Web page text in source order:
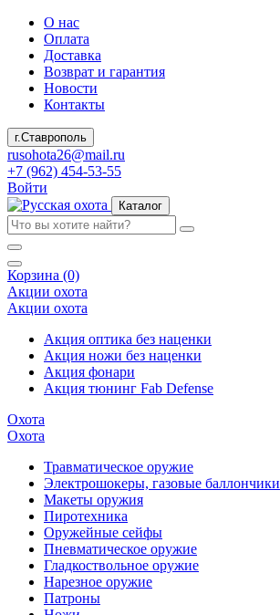
О нас
Оплата
Доставка
Возврат и гарантия
Новости
Контакты
г.Ставрополь
rusohota26@mail.ru
+7 (962) 454-53-55
Войти
Каталог
Корзина (0)
Акции охота
Акции охота
Акция оптика без наценки
Акция ножи без наценки
Акция фонари
Акция тюнинг Fab Defense
Охота
Охота
Травматическое оружие
Электрошокеры, газовые баллончики
Макеты оружия
Пиротехника
Оружейные сейфы
Пневматическое оружие
Гладкоствольное оружие
Нарезное оружие
Патроны